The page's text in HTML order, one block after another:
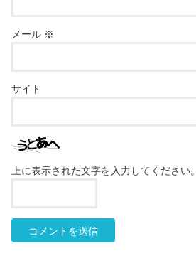
メール ※
サイト
上に表示された文字を入力してください。